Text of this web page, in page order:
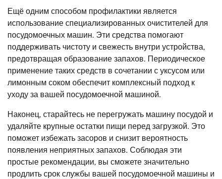
Ещё одним способом профилактики является
использование специализированных очистителей для
посудомоечных машин. Эти средства помогают
поддерживать чистоту и свежесть внутри устройства,
предотвращая образование запахов. Периодическое
применение таких средств в сочетании с уксусом или
лимонным соком обеспечит комплексный подход к
уходу за вашей посудомоечной машиной.
Наконец, старайтесь не перегружать машину посудой и
удаляйте крупные остатки пищи перед загрузкой. Это
поможет избежать засоров и снизит вероятность
появления неприятных запахов. Соблюдая эти
простые рекомендации, вы сможете значительно
продлить срок службы вашей посудомоечной машины и